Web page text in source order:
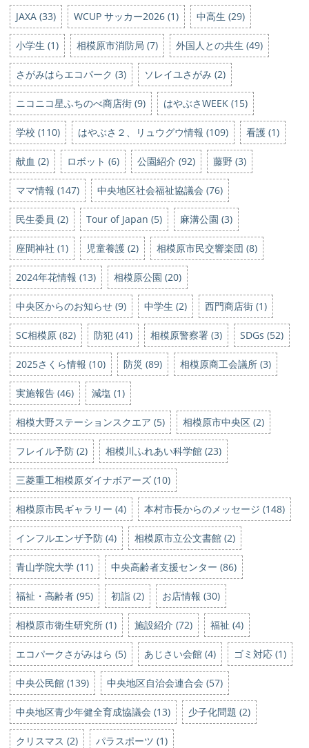
JAXA (33) WCUP サッカー2026 (1) 中高生 (29)
小学生 (1) 相模原市消防局 (7) 外国人との共生 (49)
さがみはらエコパーク (3) ソレイユさがみ (2)
ニコニコ星ふちのべ商店街 (9) はやぶさWEEK (15)
学校 (110) はやぶさ２、リュウグウ情報 (109) 看護 (1)
献血 (2) ロボット (6) 公園紹介 (92) 藤野 (3)
ママ情報 (147) 中央地区社会福祉協議会 (76)
民生委員 (2) Tour of Japan (5) 麻溝公園 (3)
座間神社 (1) 児童養護 (2) 相模原市民交響楽団 (8)
2024年花情報 (13) 相模原公園 (20)
中央区からのお知らせ (9) 中学生 (2) 西門商店街 (1)
SC相模原 (82) 防犯 (41) 相模原警察署 (3) SDGs (52)
2025さくら情報 (10) 防災 (89) 相模原商工会議所 (3)
実施報告 (46) 減塩 (1)
相模大野ステーションスクエア (5) 相模原市中央区 (2)
フレイル予防 (2) 相模川ふれあい科学館 (23)
三菱重工相模原ダイナボアーズ (10)
相模原市民ギャラリー (4) 本村市長からのメッセージ (148)
インフルエンザ予防 (4) 相模原市立公文書館 (2)
青山学院大学 (11) 中央高齢者支援センター (86)
福祉・高齢者 (95) 初詣 (2) お店情報 (30)
相模原市衛生研究所 (1) 施設紹介 (72) 福祉 (4)
エコパークさがみはら (5) あじさい会館 (4) ゴミ対応 (1)
中央公民館 (139) 中央地区自治会連合会 (57)
中央地区青少年健全育成協議会 (13) 少子化問題 (2)
クリスマス (2) パラスポーツ (1)